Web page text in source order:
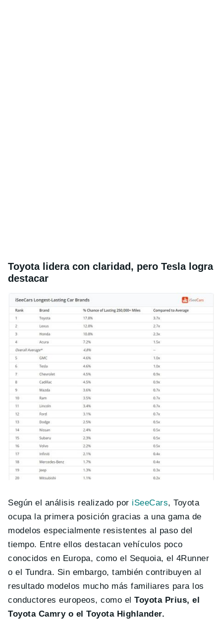
Toyota lidera con claridad, pero Tesla logra
destacar
Según el análisis realizado por iSeeCars, Toyota
ocupa la primera posición gracias a una gama de
modelos especialmente resistentes al paso del
tiempo. Entre ellos destacan vehículos poco
conocidos en Europa, como el Sequoia, el 4Runner
o el Tundra. Sin embargo, también contribuyen al
resultado modelos mucho más familiares para los
conductores europeos, como el Toyota Prius, el
Toyota Camry o el Toyota Highlander.